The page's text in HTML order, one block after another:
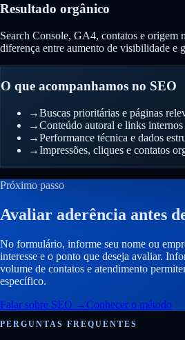
Resultado orgânico
Search Console, GA4, contatos e origem
diferença entre aumento de visibilidade e
O que acompanhamos no SEO
→Buscas prioritárias e páginas
→Conteúdo autoral e links internos
→Performance técnica e dados
→Impressões, cliques e contatos
Próximo passo
Avaliar aderência antes
No formulário, informe seu nome ou
interesse e o ponto que deseja avaliar.
volume de contatos e atendimento
específico.
Falar sobre SEO →Conhecer o método
PERGUNTAS FREQUENTES